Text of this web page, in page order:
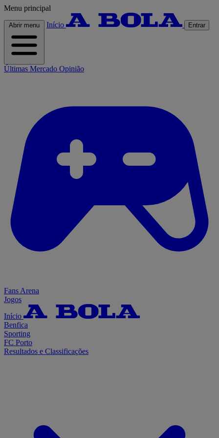
Menu principal
Abrir menu Início Entrar
Últimas Mercado Opinião
Fans Arena
Jogos
Início
Benfica
Sporting
FC Porto
Resultados e Classificações